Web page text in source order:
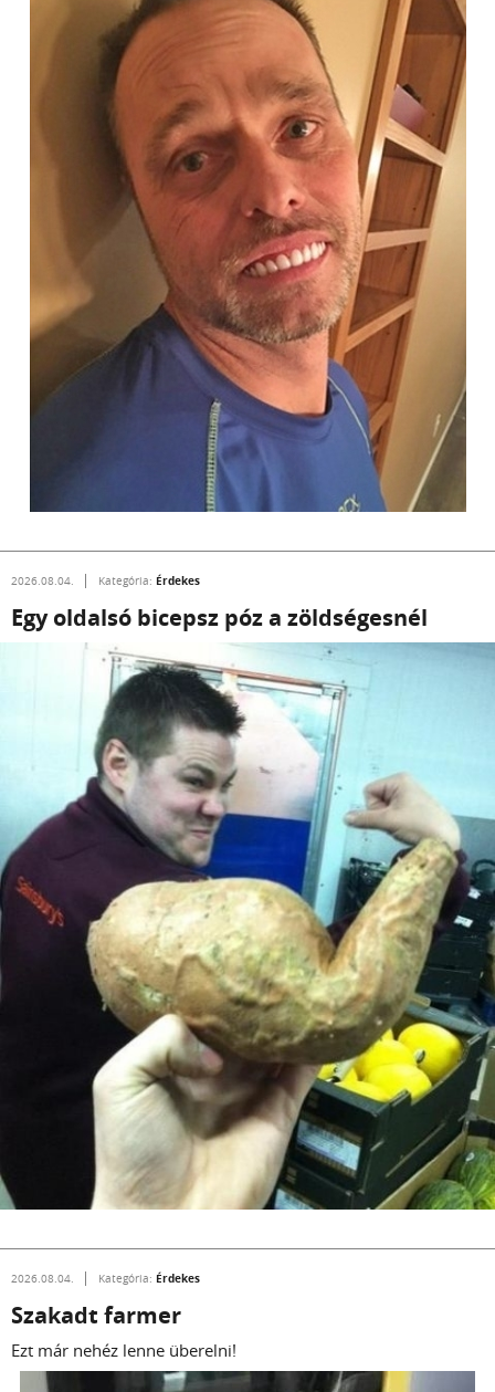
2026.08.04. Kategória: Érdekes
Egy oldalsó bicepsz póz a zöldségesnél
2026.08.04. Kategória: Érdekes
Szakadt farmer
Ezt már nehéz lenne überelni!